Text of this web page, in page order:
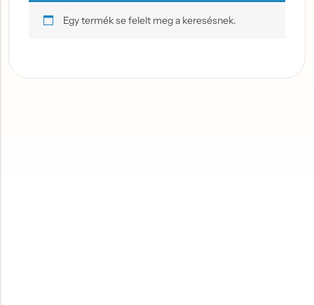
Egy termék se felelt meg a keresésnek.